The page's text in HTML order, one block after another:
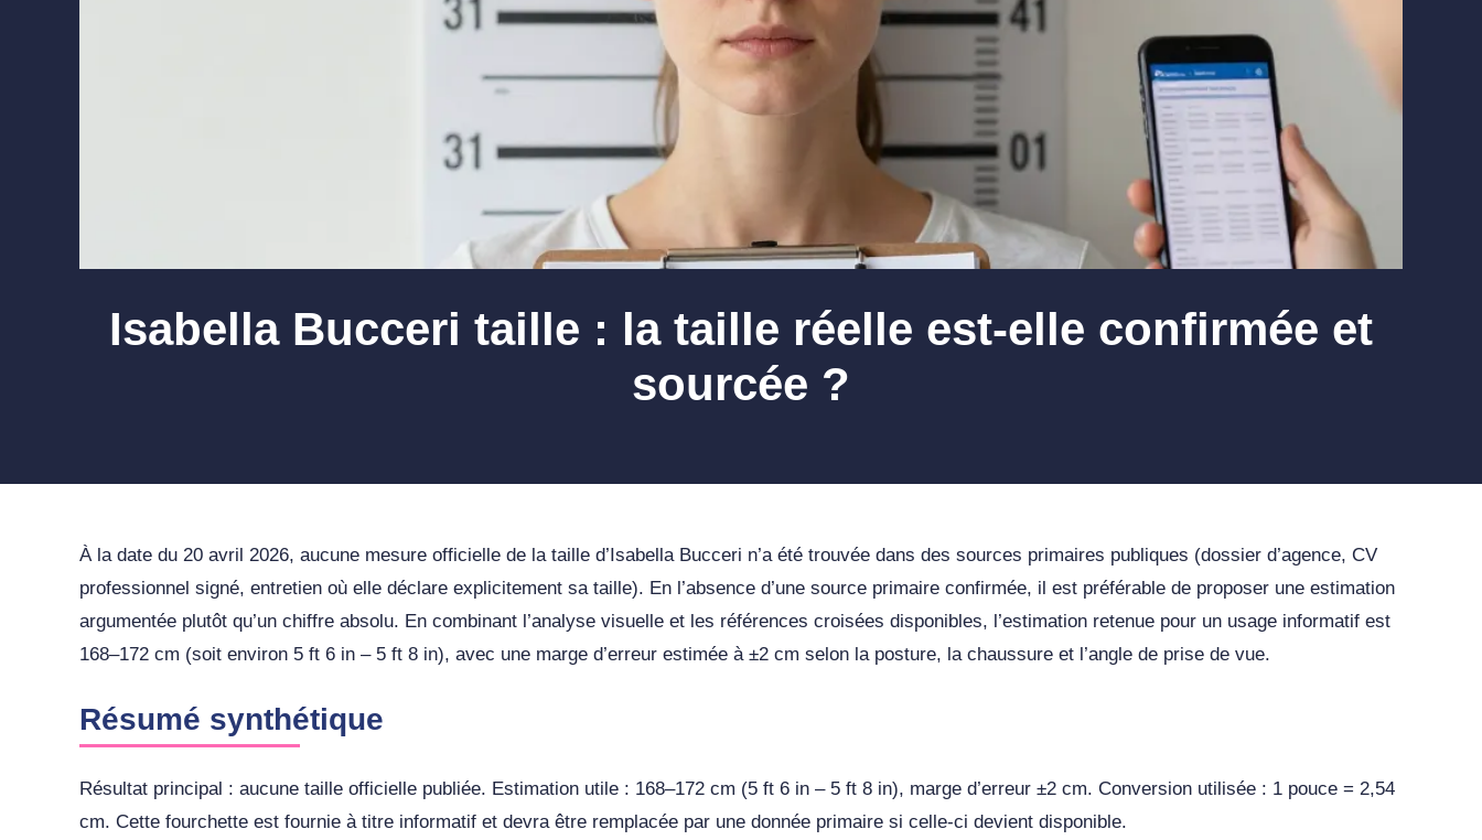
Isabella Bucceri taille : la taille réelle est-elle confirmée et
sourcée ?
À la date du 20 avril 2026, aucune mesure officielle de la taille d’Isabella Bucceri n’a été trouvée dans des sources primaires publiques (dossier d’agence, CV
professionnel signé, entretien où elle déclare explicitement sa taille). En l’absence d’une source primaire confirmée, il est préférable de proposer une estimation
argumentée plutôt qu’un chiffre absolu. En combinant l’analyse visuelle et les références croisées disponibles, l’estimation retenue pour un usage informatif est
168–172 cm (soit environ 5 ft 6 in – 5 ft 8 in), avec une marge d’erreur estimée à ±2 cm selon la posture, la chaussure et l’angle de prise de vue.
Résumé synthétique
Résultat principal : aucune taille officielle publiée. Estimation utile : 168–172 cm (5 ft 6 in – 5 ft 8 in), marge d’erreur ±2 cm. Conversion utilisée : 1 pouce = 2,54
cm. Cette fourchette est fournie à titre informatif et devra être remplacée par une donnée primaire si celle‑ci devient disponible.